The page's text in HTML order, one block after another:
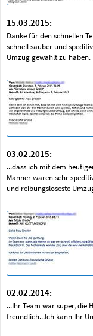
15.03.2015:
Danke für den schnellen
schnell sauber und
Umzug gewählt zu haben.
03.02.2015:
...dass ich mit dem
Männer waren sehr
und reibungsloseste
02.02.2014:
...Ihr Team war super, die
freundlich...Ich kann Ihr